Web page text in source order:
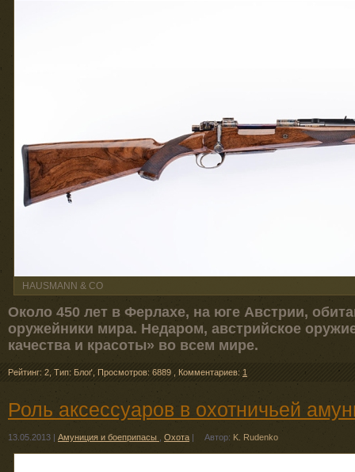
HAUSMANN & CO
Около 450 лет в Ферлахе, на юге Австрии,
оружейники мира. Недаром, австрийское
качества и красоты» во всем мире.
Рейтинг: 2 Тип: Блоґ Просмотров: 6889 Комментариев: 1
Роль аксессуаров в охотничьей
13.05.2013 | Амуниция и боеприпасы Охота | Автор: K. Rudenko